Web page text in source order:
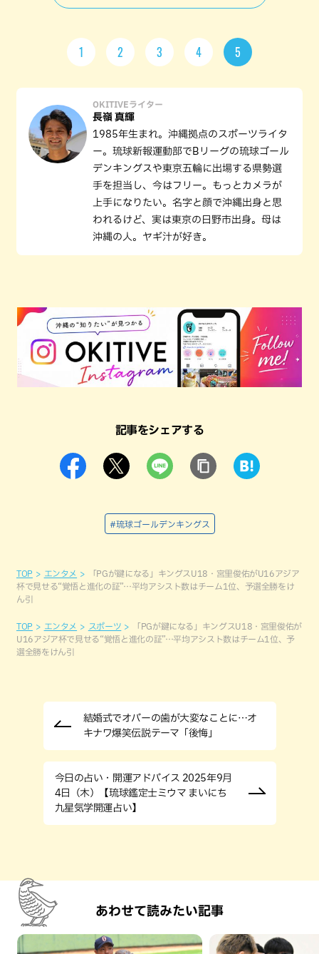
1 2 3 4 5
OKITIVEライター
長嶺 真輝
1985年生まれ。沖縄拠点のスポーツライタ
ー。琉球新報運動部でBリーグの琉球ゴール
デンキングスや東京五輪に出場する県勢選
手を担当し、今はフリー。もっとカメラが
上手になりたい。名字と顔で沖縄出身と思
われるけど、実は東京の日野市出身。母は
沖縄の人。ヤギ汁が好き。
記事をシェアする
#琉球ゴールデンキングス
TOP エンタメ
「PGが鍵になる」キングスU18・宮里俊佑がU16アジア
杯で見せる“覚悟と進化の証”…平均アシスト数はチーム1位、予選全勝をけ
ん引
TOP エンタメ スポーツ
「PGが鍵になる」キングスU18・宮里俊佑が
U16アジア杯で見せる“覚悟と進化の証”…平均アシスト数はチーム1位、予
選全勝をけん引
結婚式でオバーの歯が大変なことに…オ
キナワ爆笑伝説テーマ「後悔」
今日の占い・開運アドバイス 2025年9月
4日（木）【琉球鑑定士ミウマ まいにち
九星気学開運占い】
あわせて読みたい記事